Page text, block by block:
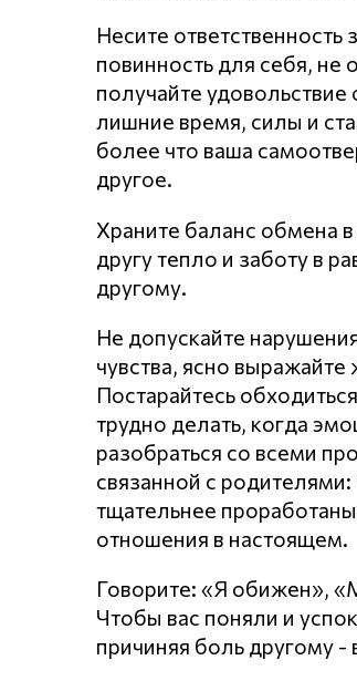
Несите
повинность для себя,
получайте
лишние время, силы и
более что ваша
другое.
Храните баланс обмена
другу тепло и заботу в
другому.
Не допускайте
чувства, ясно
Постарайтесь
трудно делать, когда
разобраться со всеми
связанной с
тщательнее
отношения в настоящем.
Говорите: «Я обижен»,
Чтобы вас поняли и
причиняя боль другому